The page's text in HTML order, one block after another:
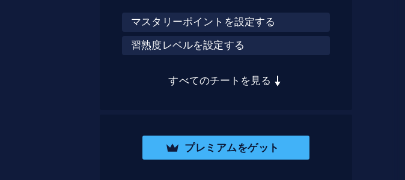
マスタリーポイントを設定する
習熟度レベルを設定する
すべてのチートを見る
プレミアムをゲット